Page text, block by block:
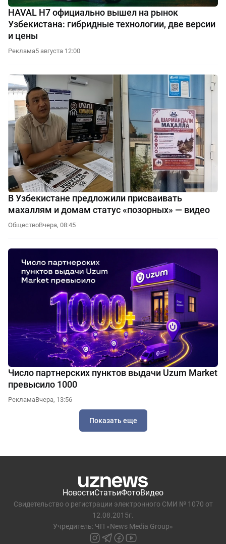
HAVAL H7 официально вышел на рынок
Узбекистана: гибридные технологии, две версии
и цены
Реклама5 августа 12:00
В Узбекистане предложили присваивать
махаллям и домам статус «позорных» — видео
ОбществоВчера, 08:45
Число партнерских пунктов выдачи Uzum Market
превысило 1000
РекламаВчера, 13:56
Показать еще
НовостиСтатьиФотоВидео
Свидетельство о регистрации электронного СМИ № 1070 от
12.08.2015г.
Учредитель: ЧП «News Media Group»